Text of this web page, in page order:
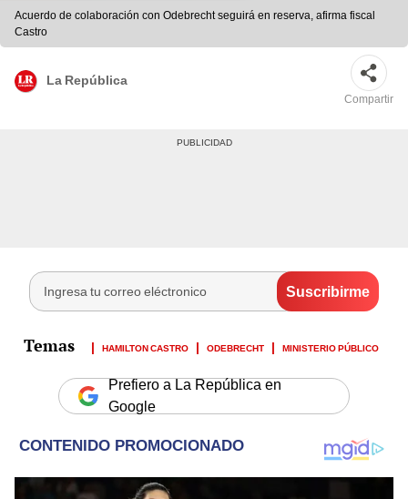
Acuerdo de colaboración con Odebrecht seguirá en reserva, afirma fiscal
Castro
La República
Compartir
HAMILTON CASTRO ODEBRECHT MINISTERIO PÚBLICO
Prefiero a La República en
Google